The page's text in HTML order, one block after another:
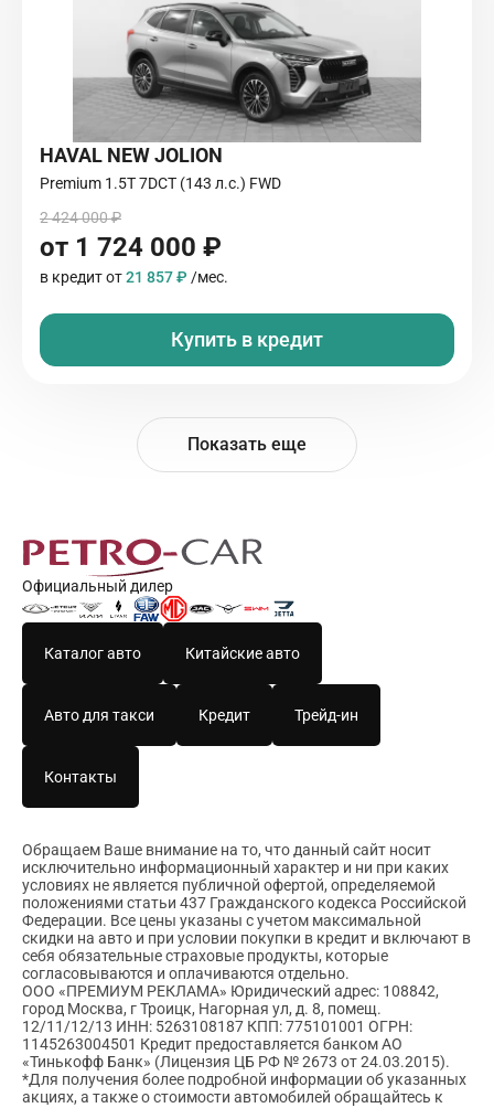
HAVAL NEW JOLION
Premium 1.5T 7DCT (143 л.с.) FWD
2 424 000 ₽
от 1 724 000 ₽
в кредит от21 857 ₽ /мес.
Купить в кредит
Показать еще
Официальный дилер
Каталог авто Китайские авто
Авто для такси Кредит Трейд-ин
Контакты
Обращаем Ваше внимание на то, что данный сайт носит
исключительно информационный характер и ни при каких
условиях не является публичной офертой, определяемой
положениями статьи 437 Гражданского кодекса Российской
Федерации. Все цены указаны с учетом максимальной
скидки на авто и при условии покупки в кредит и включают в
себя обязательные страховые продукты, которые
согласовываются и оплачиваются отдельно.
ООО «ПРЕМИУМ РЕКЛАМА» Юридический адрес: 108842,
город Москва, г Троицк, Нагорная ул, д. 8, помещ.
12/11/12/13 ИНН: 5263108187 КПП: 775101001 ОГРН:
1145263004501 Кредит предоставляется банком АО
«Тинькофф Банк» (Лицензия ЦБ РФ № 2673 от 24.03.2015).
*Для получения более подробной информации об указанных
акциях, а также о стоимости автомобилей обращайтесь к